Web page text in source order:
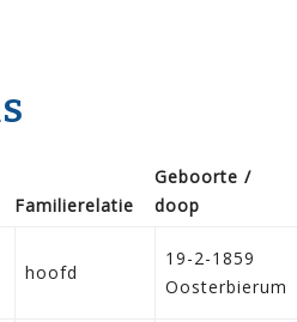
Familie­relatie
Geboorte /
doop
hoofd
19-2-1859
Oosterbierum